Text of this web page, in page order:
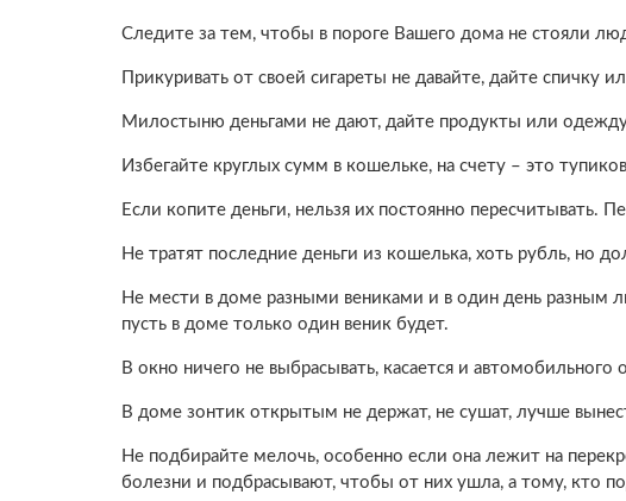
Следите за тем, чтобы в пороге Вашего дома не стояли
Прикуривать от своей сигареты не давайте, дайте спичку
Милостыню деньгами не дают, дайте продукты или
Избегайте круглых сумм в кошельке, на счету – это
Если копите деньги, нельзя их постоянно пересчитывать.
Не тратят последние деньги из кошелька, хоть рубль, но
Не мести в доме разными вениками и в один день разным
пусть в доме только один веник будет.
В окно ничего не выбрасывать, касается и автомобильного
В доме зонтик открытым не держат, не сушат, лучше
Не подбирайте мелочь, особенно если она лежит на
болезни и подбрасывают, чтобы от них ушла, а тому, кто